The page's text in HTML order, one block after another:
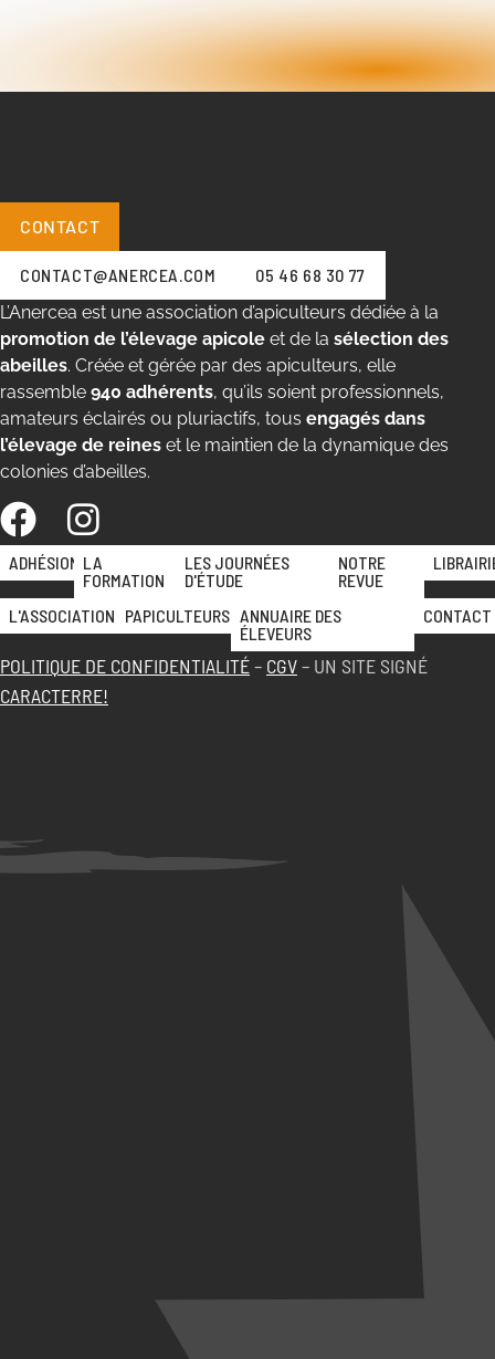
CONTACT
CONTACT@ANERCEA.COM
05 46 68 30 77
L’Anercea est une association d’apiculteurs dédiée à la
promotion de l’élevage apicole et de la sélection des
abeilles. Créée et gérée par des apiculteurs, elle
rassemble 940 adhérents, qu’ils soient professionnels,
amateurs éclairés ou pluriactifs, tous engagés dans
l’élevage de reines et le maintien de la dynamique des
colonies d’abeilles.
ADHÉSION LA
FORMATION
LES JOURNÉES
D'ÉTUDE
NOTRE
REVUE
L'ASSOCIATION PAPICULTEURS ANNUAIRE DES
ÉLEVEURS
CONTACT
POLITIQUE DE CONFIDENTIALITÉ– CGV– UN SITE SIGNÉ
CARACTERRE!